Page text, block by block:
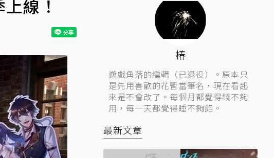
線！
椿
遊戲角落的編輯（已退役）。原本只
是先用喜歡的花暫當筆名，現在看起
來是不會改了。每個月都覺得錢不夠
用，每一天都覺得睡不夠飽。
最新文章